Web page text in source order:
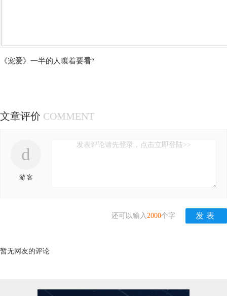
《宠爱》一半的人嚷着要看“
文章评价 COMMENT
d
游 客
发表评论请先登录，点击立即登陆>>
还可以输入 2000个字
暂无网友的评论